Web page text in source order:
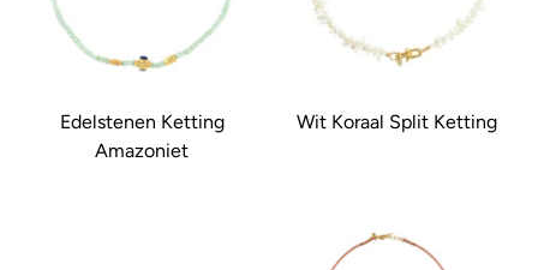
Edelstenen Ketting
Amazoniet
Wit Koraal Split Ketting